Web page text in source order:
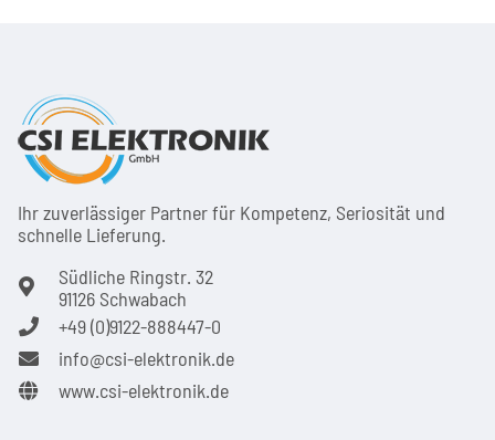
Ihr zuver­läs­siger Partner für Kom­pe­tenz, Seri­osi­tät und
schnel­le Lie­ferung.
Südliche Ringstr. 32
91126 Schwabach
+49 (0)9122-888447-0
info@csi-elektronik.de
www.csi-elektronik.de